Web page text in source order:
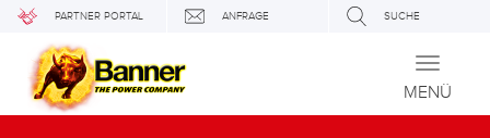
PARTNER PORTAL ANFRAGE SUCHE
Toggle
MENÜ